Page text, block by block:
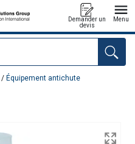
Demander un
devis
Menu
/ Équipement antichute